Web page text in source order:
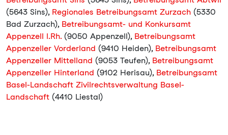
(5643 Sins), Regionales Betreibungsamt Zurzach (5330
Bad Zurzach), Betreibungsamt- und Konkursamt
Appenzell I.Rh. (9050 Appenzell), Betreibungsamt
Appenzeller Vorderland (9410 Heiden), Betreibungsamt
Appenzeller Mittelland (9053 Teufen), Betreibungsamt
Appenzeller Hinterland (9102 Herisau), Betreibungsamt
Basel-Landschaft Zivilrechtsverwaltung Basel-
Landschaft (4410 Liestal)